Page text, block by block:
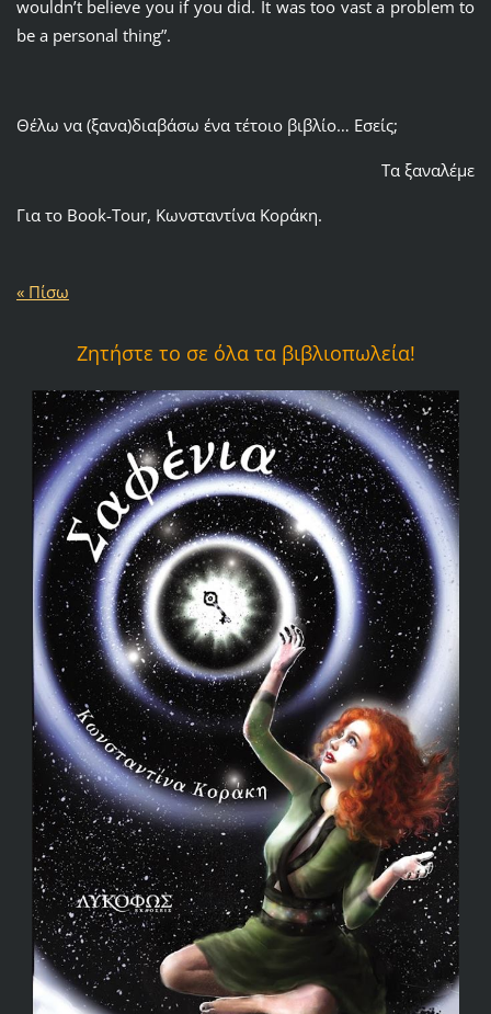
wouldn’t believe you if you did. It was too vast a problem to
be a personal thing”.
Θέλω να (ξανα)διαβάσω ένα τέτοιο βιβλίο… Εσείς;
Τα ξαναλέμε
Για το Book-Tour, Κωνσταντίνα Κοράκη.
« Πίσω
Ζητήστε το σε όλα τα βιβλιοπωλεία!